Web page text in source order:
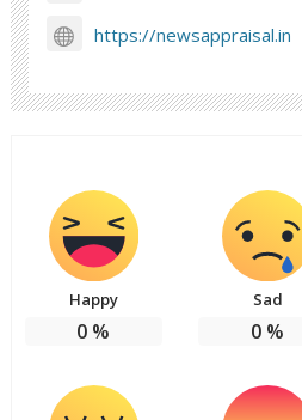
https://newsappraisal.in
Happy
0 %
Sad
0 %